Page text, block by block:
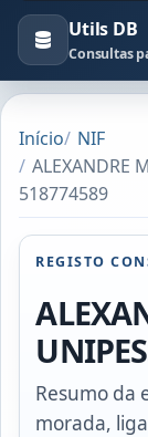
Utils DB
Consultas
Início
NIF
ALEXANDRE
518774589
REGISTO
Resumo da
morada,